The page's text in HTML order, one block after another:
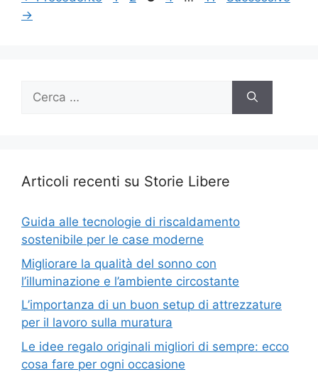
→
Ricerca
Articoli recenti su Storie Libere
Guida alle tecnologie di riscaldamento
sostenibile per le case moderne
Migliorare la qualità del sonno con
l’illuminazione e l’ambiente circostante
L’importanza di un buon setup di attrezzature
per il lavoro sulla muratura
Le idee regalo originali migliori di sempre: ecco
cosa fare per ogni occasione